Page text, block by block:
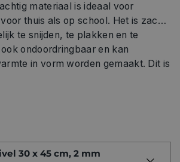
materiaal is ideaal voor
thuis als op school. Het is zacht,
te snijden, te plakken en te
ondoordringbaar en kan
in vorm worden gemaakt. Dit is
voor het maken van maskers,
30 x 45 cm, 2 mm